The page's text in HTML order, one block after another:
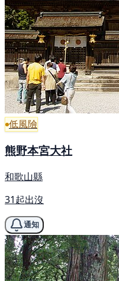
低風險
熊野本宮大社
和歌山縣
31起出沒
通知